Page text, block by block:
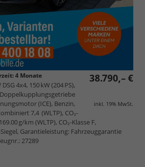
38.790,– €
inkl. 19% MwSt.
4 Monate
4x4, 150 kW (204 PS),
Doppelkupplungsgetriebe
(ICE), Benzin,
7,4 (WLTP), CO₂-
g/km (WLTP), CO₂-Klasse F,
Garantieleistung: Fahrzeuggarantie
27289